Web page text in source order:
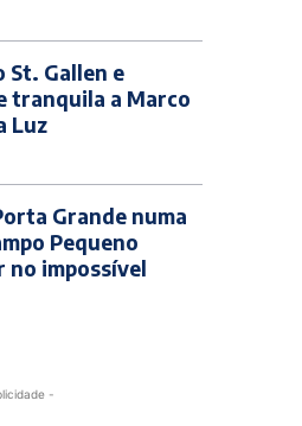
St. Gallen e
tranquila a Marco
Luz
Grande numa
Pequeno
impossível
-